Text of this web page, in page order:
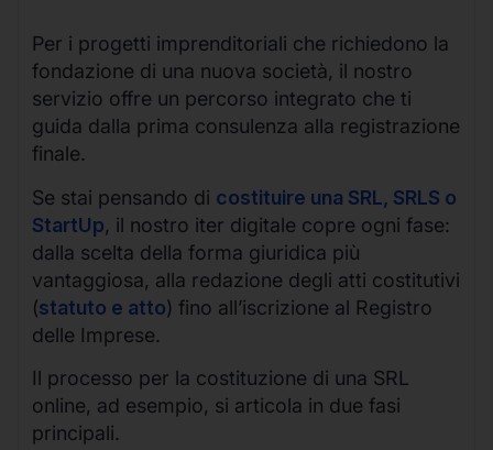
Per i progetti imprenditoriali che richiedono la
fondazione di una nuova società, il nostro
servizio offre un percorso integrato che ti
guida dalla prima consulenza alla registrazione
finale.
Se stai pensando di costituire una SRL, SRLS o
StartUp, il nostro iter digitale copre ogni fase:
dalla scelta della forma giuridica più
vantaggiosa, alla redazione degli atti costitutivi
(statuto e atto) fino all’iscrizione al Registro
delle Imprese.
Il processo per la costituzione di una SRL
online, ad esempio, si articola in due fasi
principali.